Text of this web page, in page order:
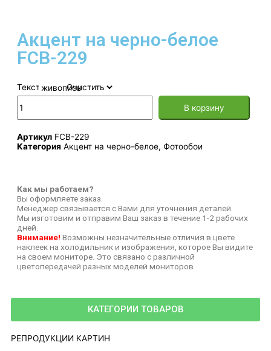
КАТЕГОРИИ ТОВАРОВ
РЕПРОДУКЦИИ КАРТИН
Акцент на черно-белое
FCB-229
Текстура Очистить
В корзину
Артикул FCB-229
Категория Акцент на черно-белое, Фотообои
Как мы работаем?
Вы оформляете заказ.
Менеджер связывается с Вами для уточнения деталей.
Мы изготовим и отправим Ваш заказ в течение 1-2 рабочих
дней.
Внимание! Возможны незначительные отличия в цвете
наклеек на холодильник и изображения, которое Вы видите
на своем мониторе. Это связано с различной
цветопередачей разных моделей мониторов